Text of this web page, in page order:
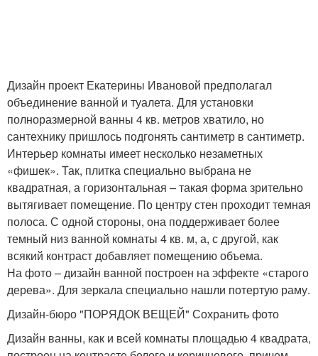
Дизайн проект Екатерины Ивановой предполагал
объединение ванной и туалета. Для установки
полноразмерной ванны 4 кв. метров хватило, но
сантехнику пришлось подгонять сантиметр в сантиметр.
Интерьер комнаты имеет несколько незаметных
«фишек». Так, плитка специально выбрана не
квадратная, а горизонтальная – такая форма зрительно
вытягивает помещение. По центру стен проходит темная
полоса. С одной стороны, она поддерживает более
темный низ ванной комнаты 4 кв. м, а, с другой, как
всякий контраст добавляет помещению объема.
На фото – дизайн ванной построен на эффекте «старого
дерева». Для зеркала специально нашли потертую раму.
Дизайн-бюро "ПОРЯДОК ВЕЩЕЙ" Сохранить фото
Дизайн ванны, как и всей комнаты площадью 4 квадрата,